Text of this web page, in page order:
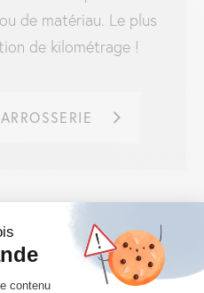
de matériau. Le plus
de kilométrage !